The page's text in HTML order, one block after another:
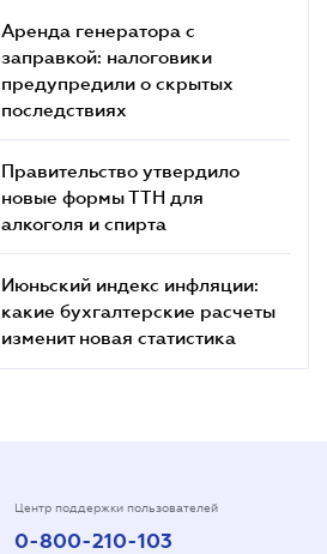
Аренда генератора с
заправкой: налоговики
предупредили о скрытых
последствиях
Правительство утвердило
новые формы ТТН для
алкоголя и спирта
Июньский индекс инфляции:
какие бухгалтерские расчеты
изменит новая статистика
Центр поддержки пользователей
0-800-210-103